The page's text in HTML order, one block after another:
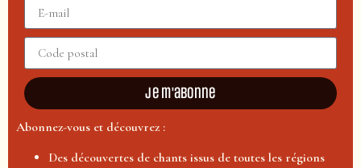
Je m'abonne
Abonnez-vous et découvrez :
Des découvertes de chants issus de toutes les régions